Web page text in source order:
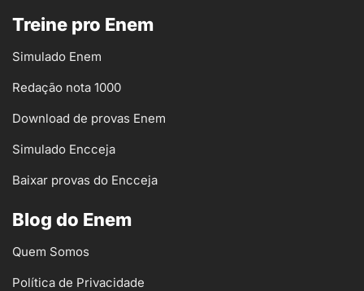
Treine pro Enem
Simulado Enem
Redação nota 1000
Download de provas Enem
Simulado Encceja
Baixar provas do Encceja
Blog do Enem
Quem Somos
Política de Privacidade